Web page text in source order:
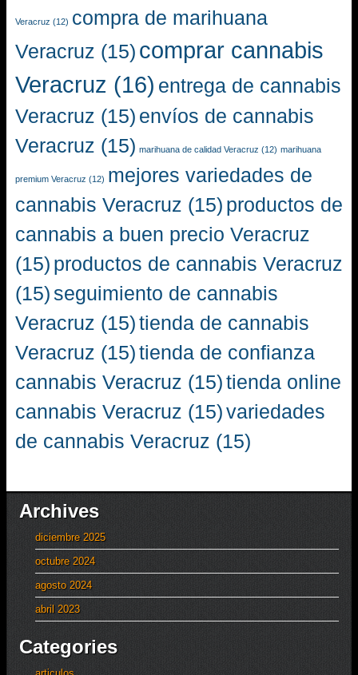
Veracruz (12) compra de marihuana
Veracruz (15) comprar cannabis
Veracruz (16) entrega de cannabis
Veracruz (15) envíos de cannabis
Veracruz (15) marihuana de calidad Veracruz (12) marihuana
premium Veracruz (12) mejores variedades de
cannabis Veracruz (15) productos de
cannabis a buen precio Veracruz
(15) productos de cannabis Veracruz
(15) seguimiento de cannabis
Veracruz (15)tienda de cannabis
Veracruz (15)tienda de confianza
cannabis Veracruz (15)tienda online
cannabis Veracruz (15)variedades
de cannabis Veracruz (15)
Archives
diciembre 2025
octubre 2024
agosto 2024
abril 2023
Categories